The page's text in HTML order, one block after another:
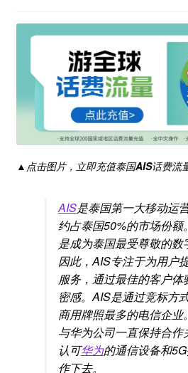
▲点击图片，立即充值泰国AIS话费流
AIS是泰国第一大移动运
约占泰国50%的市场份额
是成为泰国最受尊敬的数
因此，AIS专注于为用户
服务，通过最佳的客户体
密感。AIS是通过竞标方
商用牌照最多的电信企业
与华为公司一直保持合作
认可华为的通信设备和
作下去。